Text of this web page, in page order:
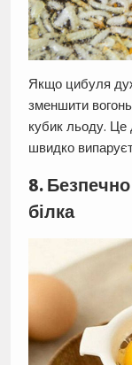
Якщо цибуля
зменшити
кубик льоду. Це
швидко
8.
білка